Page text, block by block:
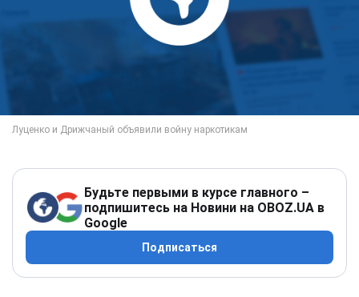
Будьте первыми в курсе главного –
подпишитесь на Новини на OBOZ.UA в
Google
Подписаться